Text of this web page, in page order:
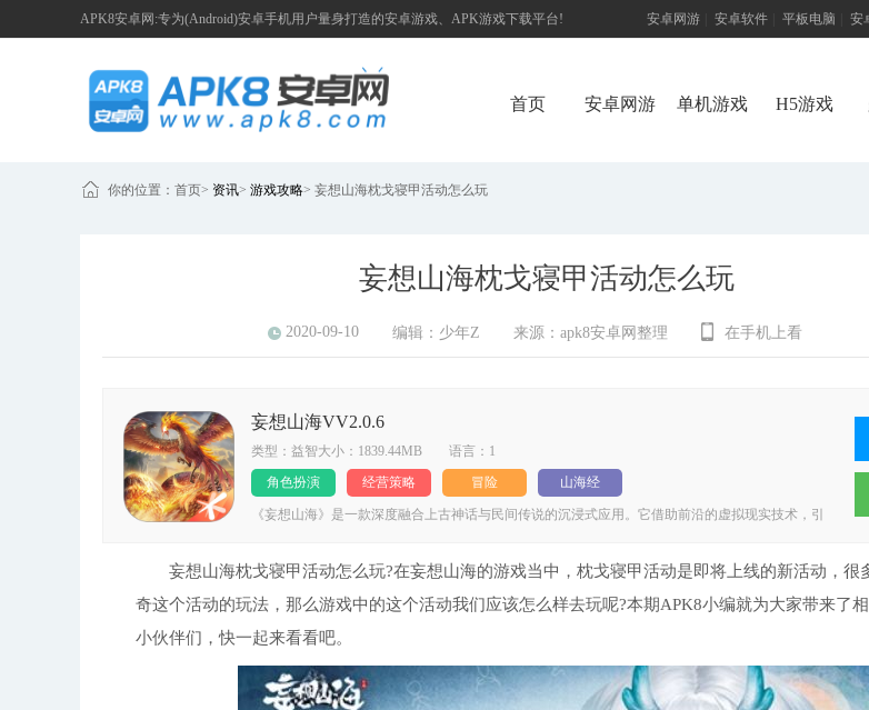
APK8安卓网:专为(Android)安卓手机用户量身打造的安卓游戏、APK游戏下载平台! 安卓网游 安卓软件 平板电脑 安
首页 安卓网游 单机游戏 H5游戏
你的位置： 首页> 资讯> 游戏攻略> 妄想山海枕戈寝甲活动怎么玩
妄想山海枕戈寝甲活动怎么玩
2020-09-10 编辑： 少年Z 来源： apk8安卓网整理 在手机上看
妄想山海VV2.0.6
类型：益智大小：1839.44MB 语言：1
角色扮演
经营策略 冒险 山海经
《妄想山海》是一款深度融合上古神话与民间传说的沉浸式应用。它借助前沿的虚拟现实技术，引
海》官服是腾讯推出的国风开放世界RPG游戏，以《山海经》为背景构建了壮阔的上古洪荒世界。
的战斗风格与技能设定，而击败并收服传说中的神兽，是提升自身战力的关键方式。 妄想山海特色
方面，能够让玩家分享彼此的探险经历和心得体会，从而提升互动的趣味性。 3.提供图文、视频等
的眼动追踪技术，带来更自然流畅的操作体验。 2.角色控制机制灵活便捷，借助手柄就能在各个场
景间自由穿梭。 3.丰富的NPC互动机制，使得每一次对话都有机会开启全新的剧情篇章。 4.拥有高
妄想山海枕戈寝甲活动怎么玩?在妄想山海的游戏当中，枕戈寝甲活动是即将上线的新活动，很
奇这个活动的玩法，那么游戏中的这个活动我们应该怎么样去玩呢?本期APK8小编就为大家带来了
小伙伴们，快一起来看看吧。